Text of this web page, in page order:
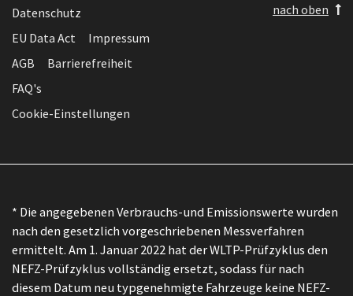
Datenschutz
EU Data Act
Impressum
AGB
Barrierefreiheit
FAQ's
Cookie-Einstellungen
nach oben
* Die angegebenen Verbrauchs-und Emissionswerte wurden
nach den gesetzlich vorgeschriebenen Messverfahren
ermittelt. Am 1. Januar 2022 hat der WLTP-Prüfzyklus den
NEFZ-Prüfzyklus vollständig ersetzt, sodass für nach
diesem Datum neu typgenehmigte Fahrzeuge keine NEFZ-